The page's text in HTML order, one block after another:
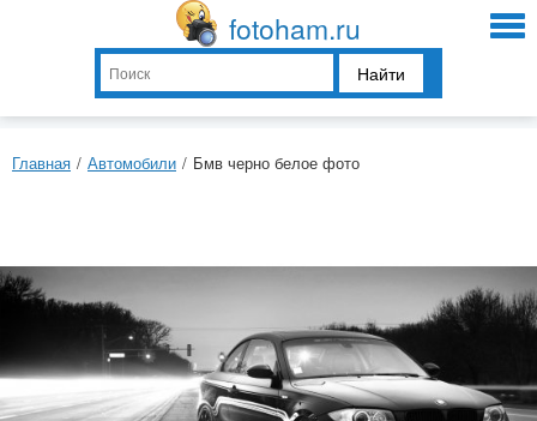
fotoham.ru
Найти
Главная / Автомобили / Бмв черно белое фото